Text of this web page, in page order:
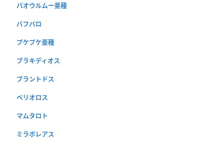
パオウルムー亜種
バフバロ
プケプケ亜種
ブラキディオス
ブラントドス
ベリオロス
マムタロト
ミラボレアス